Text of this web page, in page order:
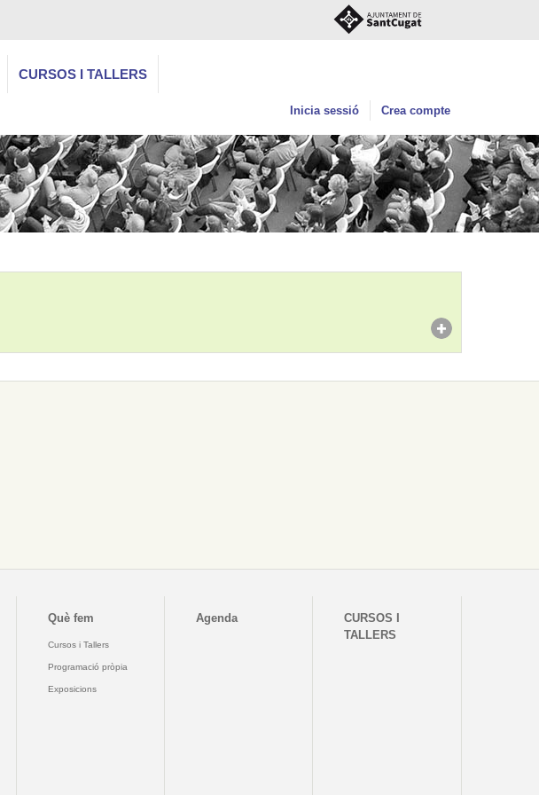
CURSOS I TALLERS
Inicia sessió Crea compte
Què fem
Cursos i Tallers
Programació pròpia
Exposicions
Agenda
CURSOS I
TALLERS